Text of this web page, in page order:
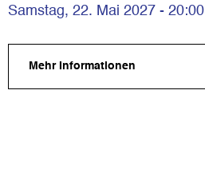
Samstag, 22. Mai 2027 - 20:00
Mehr Informationen